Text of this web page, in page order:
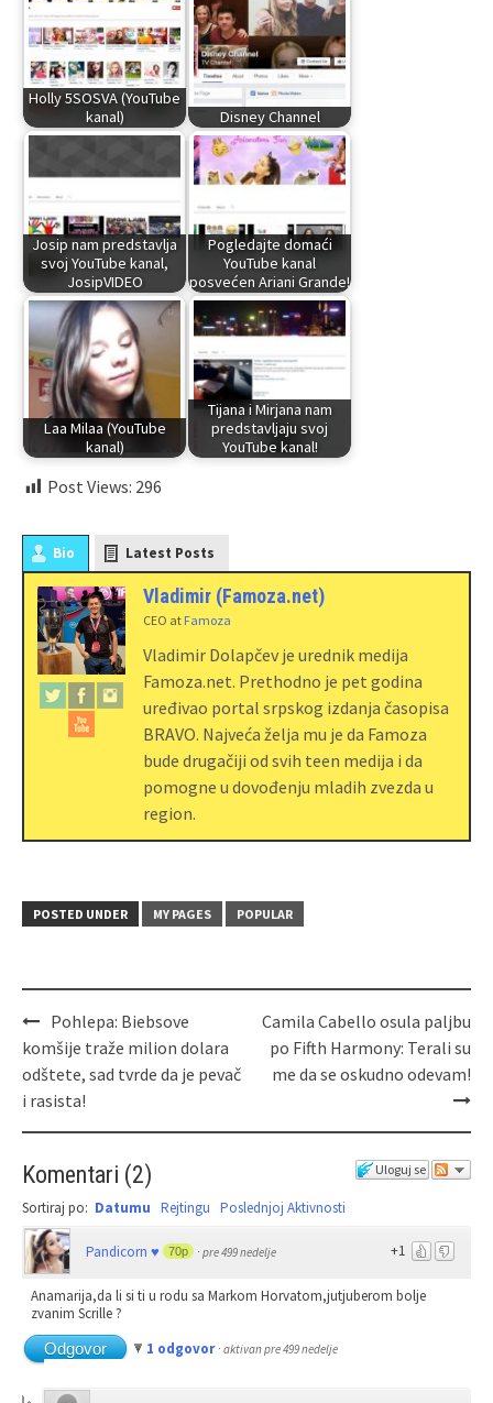
Holly 5SOSVA (YouTube
kanal)
Disney Channel
Josip nam predstavlja
svoj YouTube kanal,
JosipVIDEO
Pogledajte domaći
YouTube kanal
posvećen Ariani Grande!
Laa Milaa (YouTube
kanal)
Tijana i Mirjana nam
predstavljaju svoj
YouTube kanal!
Post Views: 296
Bio Latest Posts
Vladimir (Famoza.net)
CEO at Famoza
Vladimir Dolapčev je urednik medija
Famoza.net. Prethodno je pet godina
uređivao portal srpskog izdanja časopisa
BRAVO. Najveća želja mu je da Famoza
bude drugačiji od svih teen medija i da
pomogne u dovođenju mladih zvezda u
region.
POSTED UNDER MY PAGES POPULAR
Pohlepa: Biebsove
komšije traže milion dolara
odštete, sad tvrde da je pevač
i rasista!
Camila Cabello osula paljbu
po Fifth Harmony: Terali su
me da se oskudno odevam!
Uloguj se
Komentari (2)
Sortiraj po: Datumu Rejtingu Poslednjoj Aktivnosti
+1
Pandicorn ♥ 70p · pre 499 nedelje
Anamarija,da li si ti u rodu sa Markom Horvatom,jutjuberom bolje
zvanim Scrille ?
Odgovor
1 odgovor · aktivan pre 499 nedelje